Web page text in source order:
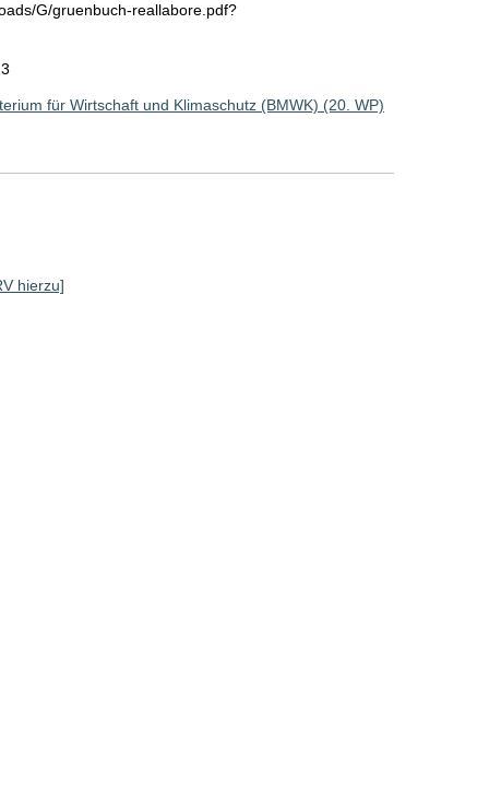
G/gruenbuch-reallabore.pdf?
für Wirtschaft und Klimaschutz (BMWK) (20. WP)
hierzu]